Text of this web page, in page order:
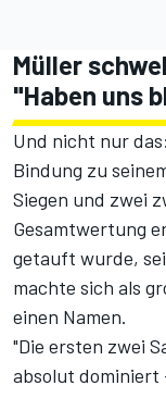
Müller
"Haben uns
Und nicht nur
Bindung zu
Siegen und zwei
Gesamtwertung
getauft wurde,
machte sich als
einen Namen.
"Die ersten zwei
absolut dominiert